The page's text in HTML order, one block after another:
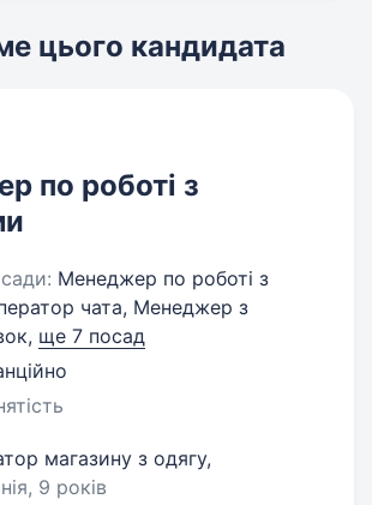
цього кандидата
по роботі з
Менеджер по роботі з
чата, Менеджер з
ще 7 посад
магазину з одягу,
9 років